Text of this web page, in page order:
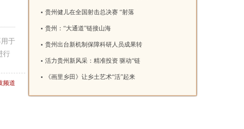
于
行
频道
贵州健儿在全国射击总决赛 “射落
贵州：“大通道”链接山海
贵州出台新机制保障科研人员成果转
活力贵州新风采：精准投资 驱动“链
《画里乡田》让乡土艺术“活”起来